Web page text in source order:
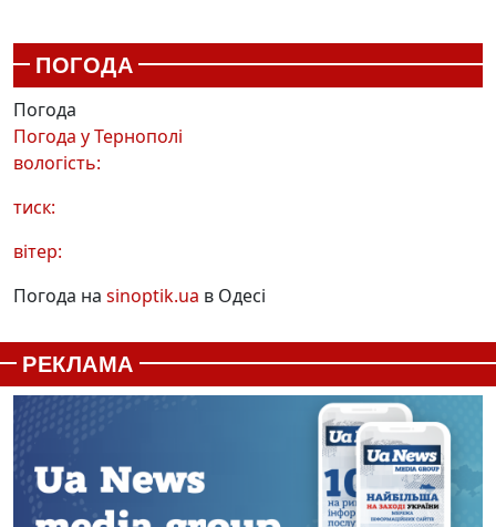
ПОГОДА
Погода
Погода уТернополі
вологість:
тиск:
вітер:
Погода на sinoptik.ua в Одесі
РЕКЛАМА